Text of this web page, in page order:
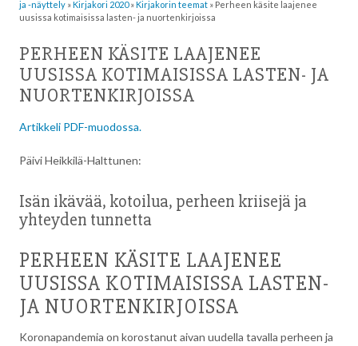
ja -näyttely »Kirjakori 2020»Kirjakorin teemat » Perheen käsite laajenee
uusissa kotimaisissa lasten- ja nuortenkirjoissa
PERHEEN KÄSITE LAAJENEE
UUSISSA KOTIMAISISSA LASTEN- JA
NUORTENKIRJOISSA
Artikkeli PDF-muodossa.
Päivi Heikkilä-Halttunen:
Isän ikävää, kotoilua, perheen kriisejä ja
yhteyden tunnetta
PERHEEN KÄSITE LAAJENEE
UUSISSA KOTIMAISISSA LASTEN-
JA NUORTENKIRJOISSA
Koronapandemia on korostanut aivan uudella tavalla perheen ja